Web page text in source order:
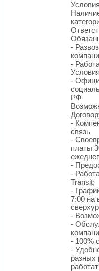
-
-
-
РФ
-
связь
-
платы
-
-
Transit;
-
7:00 на
-
-
- 100%
-
разных